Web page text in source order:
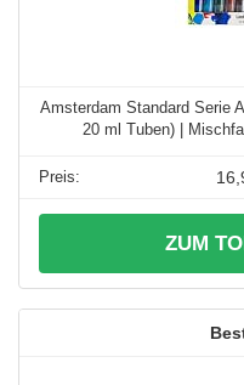
Amsterdam Standard Serie
20 ml Tuben) |
ZUM